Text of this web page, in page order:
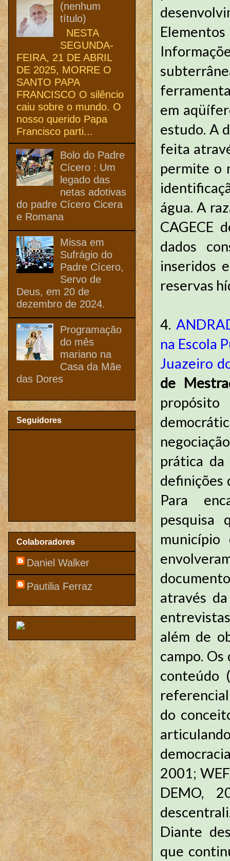
em
estudo. A
feita
permite o
água. A
CAGECE
dados
inseridos
reservas
4.
na Escola
Juazeiro
de
prática da
definições
Para
pesquisa
através
além de
campo.
conteúdo
do
2001;
DEMO,
Diante
que
(nenhum
título)
NESTA
SEGUNDA-
FEIRA, 21 DE ABRIL
DE 2025, MORRE O
SANTO PAPA
FRANCISCO O silêncio
caiu sobre o mundo. O
nosso querido Papa
Francisco parti...
Bolo do Padre
Cícero : Um
legado das
netas adotivas
do padre Cícero Cicera
e Romana
Missa em
Sufrágio do
Padre Cícero,
Servo de
Deus, em 20 de
dezembro de 2024.
Programação
do mês
mariano na
Casa da Mãe
das Dores
Seguidores
Colaboradores
Daniel Walker
Pautilia Ferraz